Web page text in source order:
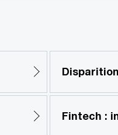
Fintech :